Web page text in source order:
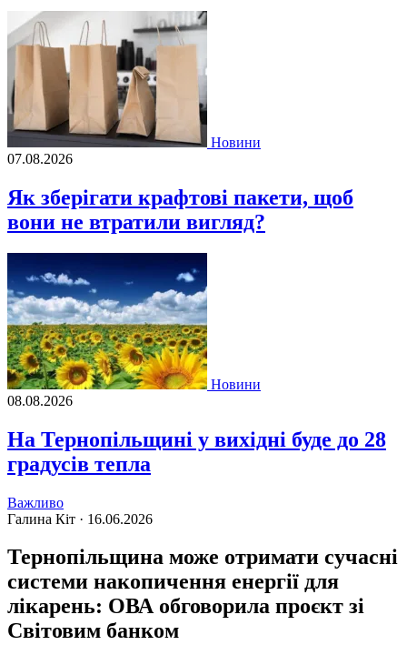
Новини
07.08.2026
Як зберігати крафтові пакети, щоб
вони не втратили вигляд?
Новини
08.08.2026
На Тернопільщині у вихідні буде до 28
градусів тепла
Важливо
Галина Кіт · 16.06.2026
Тернопільщина може отримати сучасні
системи накопичення енергії для
лікарень: ОВА обговорила проєкт зі
Світовим банком